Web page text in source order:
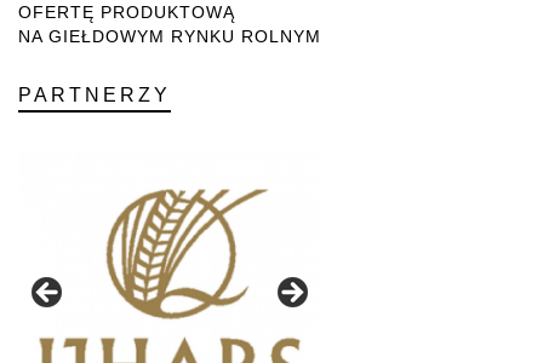
OFERTĘ PRODUKTOWĄ
NA GIEŁDOWYM RYNKU ROLNYM
PARTNERZY